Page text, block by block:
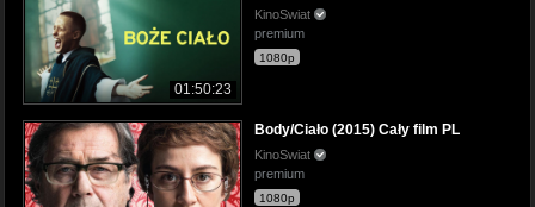
01:50:23
KinoSwiat
premium
1080p
Body/Ciało (2015) Cały film PL
KinoSwiat
premium
1080p